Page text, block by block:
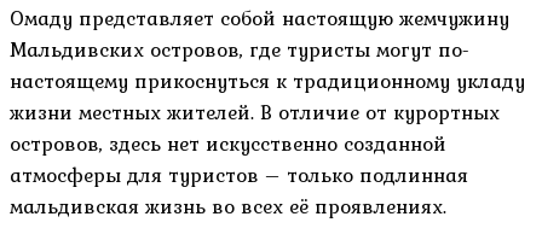
Омаду представляет собой настоящую жемчужину
Мальдивских островов, где туристы могут по-
настоящему прикоснуться к традиционному укладу
жизни местных жителей. В отличие от курортных
островов, здесь нет искусственно созданной
атмосферы для туристов – только подлинная
мальдивская жизнь во всех её проявлениях.